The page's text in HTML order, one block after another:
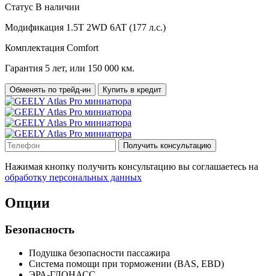
Статус В наличии
Модификация 1.5T 2WD 6AT (177 л.с.)
Комплектация Comfort
Гарантия 5 лет, или 150 000 км.
Обменять по трейд-ин Купить в кредит
Получить консультацию
Нажимая кнопку получить консультацию вы соглашаетесь на
обработку персональных данных
Опции
Безопасность
Подушка безопасности пассажира
Система помощи при торможении (BAS, EBD)